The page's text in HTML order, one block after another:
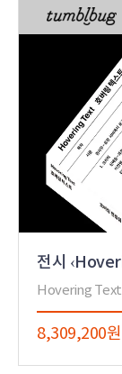
전시
Hovering Text
8,309,200원